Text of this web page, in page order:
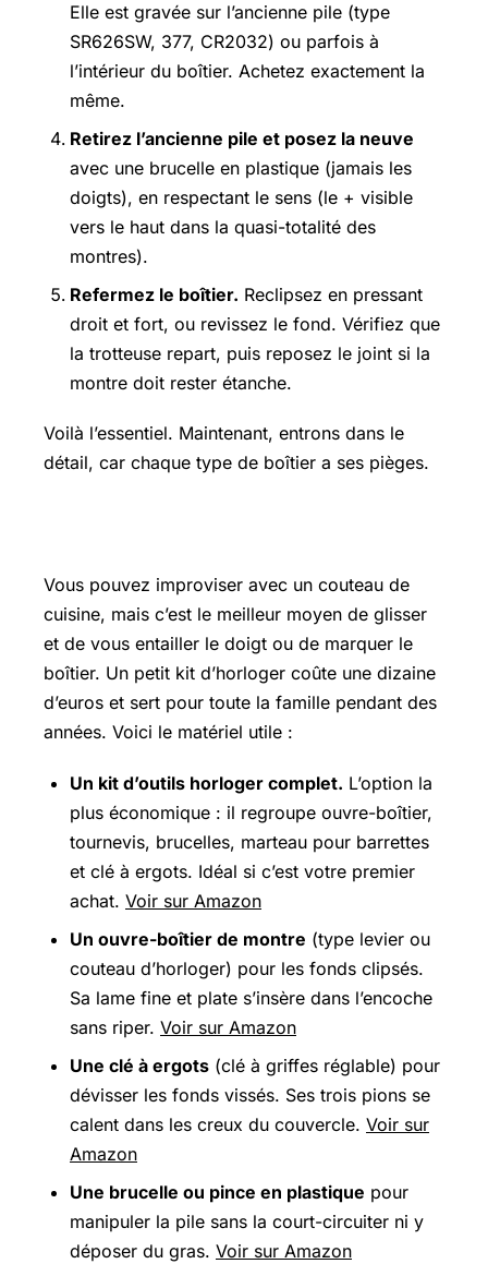
Elle est gravée sur l’ancienne pile (type
SR626SW, 377, CR2032) ou parfois à
l’intérieur du boîtier. Achetez exactement la
même.
Retirez l’ancienne pile et posez la neuve
avec une brucelle en plastique (jamais les
doigts), en respectant le sens (le + visible
vers le haut dans la quasi-totalité des
montres).
Refermez le boîtier. Reclipsez en pressant
droit et fort, ou revissez le fond. Vérifiez que
la trotteuse repart, puis reposez le joint si la
montre doit rester étanche.
Voilà l’essentiel. Maintenant, entrons dans le
détail, car chaque type de boîtier a ses pièges.
Vous pouvez improviser avec un couteau de
cuisine, mais c’est le meilleur moyen de glisser
et de vous entailler le doigt ou de marquer le
boîtier. Un petit kit d’horloger coûte une dizaine
d’euros et sert pour toute la famille pendant des
années. Voici le matériel utile :
Un kit d’outils horloger complet. L’option la
plus économique : il regroupe ouvre-boîtier,
tournevis, brucelles, marteau pour barrettes
et clé à ergots. Idéal si c’est votre premier
achat. Voir sur Amazon
Un ouvre-boîtier de montre (type levier ou
couteau d’horloger) pour les fonds clipsés.
Sa lame fine et plate s’insère dans l’encoche
sans riper. Voir sur Amazon
Une clé à ergots (clé à griffes réglable) pour
dévisser les fonds vissés. Ses trois pions se
calent dans les creux du couvercle. Voir sur
Amazon
Une brucelle ou pince en plastique pour
manipuler la pile sans la court-circuiter ni y
déposer du gras. Voir sur Amazon